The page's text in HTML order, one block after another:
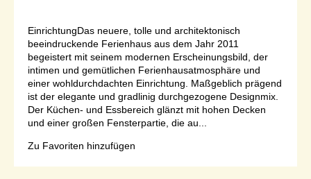
EinrichtungDas neuere, tolle und architektonisch
beeindruckende Ferienhaus aus dem Jahr 2011
begeistert mit seinem modernen Erscheinungsbild, der
intimen und gemütlichen Ferienhausatmosphäre und
einer wohldurchdachten Einrichtung. Maßgeblich prägend
ist der elegante und gradlinig durchgezogene Designmix.
Der Küchen- und Essbereich glänzt mit hohen Decken
und einer großen Fensterpartie, die au...
Zu Favoriten hinzufügen